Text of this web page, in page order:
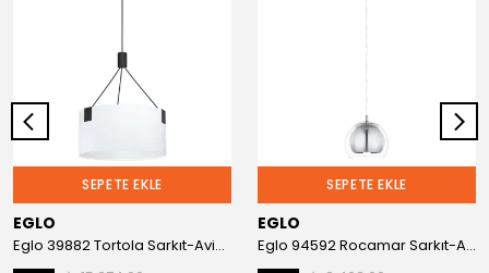
SEPETE EKLE
EGLO
Eglo 39882 Tortola Sarkıt-Avize
SEPETE EKLE
EGLO
Eglo 94592 Rocamar Sarkıt-Avize